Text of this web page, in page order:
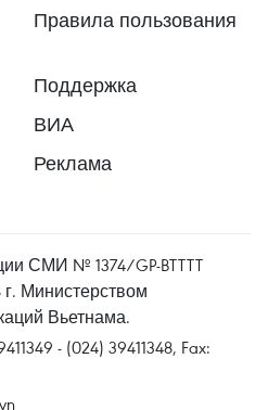
Правила пользования
Поддержка
ВИА
Реклама
СМИ № 1374/GP-BTTTT
г. Министерством
Вьетнама.
- (024) 39411348, Fax: